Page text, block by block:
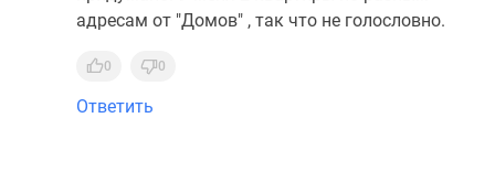
адресам от "Домов" , так что не голословно.
0 0
Ответить